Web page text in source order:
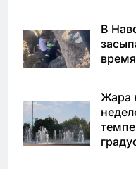
В
Жара